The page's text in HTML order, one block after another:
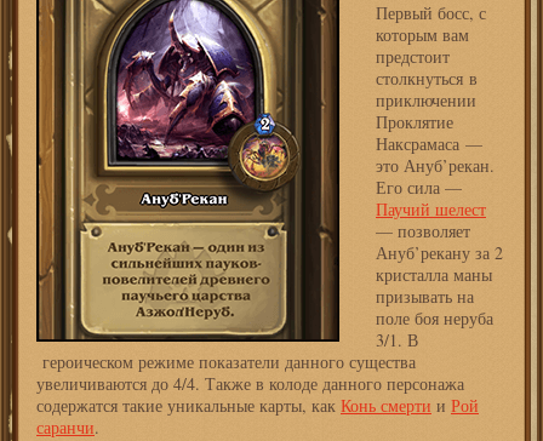
Первый босс, с
которым вам
предстоит
столкнуться в
приключении
Проклятие
Наксрамаса —
это Ануб’рекан.
Его сила —
Паучий шелест
— позволяет
Ануб’рекану за 2
кристалла маны
призывать на
поле боя неруба
3/1. В
героическом режиме показатели данного существа
увеличиваются до 4/4. Также в колоде данного персонажа
содержатся такие уникальные карты, как Конь смерти и Рой
саранчи.